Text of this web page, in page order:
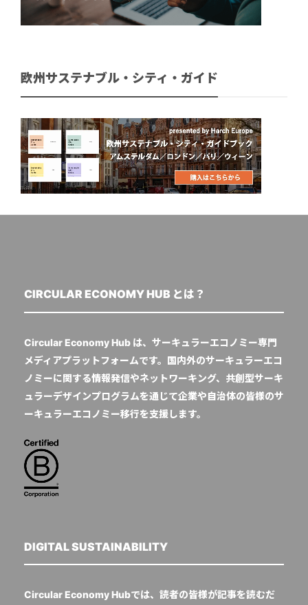
欧州サステナブル・シティ・ガイド
CIRCULAR ECONOMY HUB とは？
Circular Economy Hub は、サーキュラーエコノミー専門
メディアプラットフォームです。国内外のサーキュラーエコ
ノミーに関する情報発信やネットワーキング、共創型サーキ
ュラーデザインプログラムを通じて企業や自治体の皆様のサ
ーキュラーエコノミー移行を支援します。
DIGITAL SUSTAINABILITY
Circular Economy Hubでは、読者の皆様が記事を読むだ